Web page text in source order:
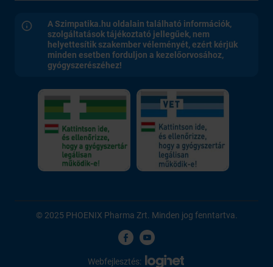
A Szimpatika.hu oldalain található információk,
szolgáltatások tájékoztató jellegűek, nem
helyettesítik szakember véleményét, ezért kérjük
minden esetben forduljon a kezelőorvosához,
gyógyszerészéhez!
© 2025 PHOENIX Pharma Zrt. Minden jog fenntartva.
Webfejlesztés: